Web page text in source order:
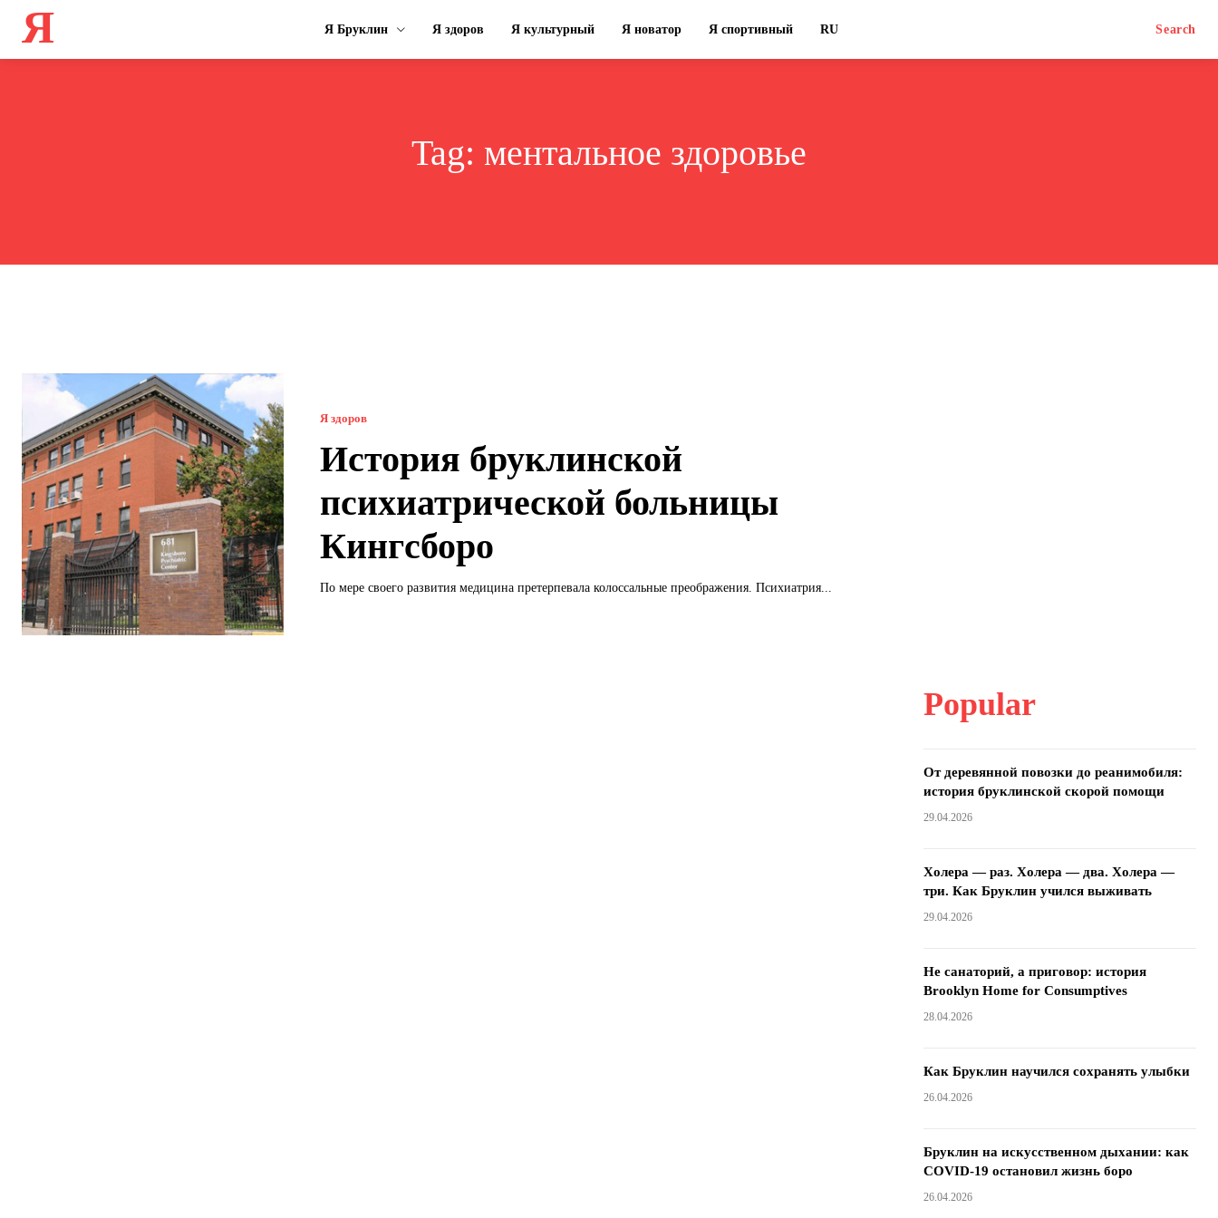
Я Я Бруклин Я здоров Я культурный Я новатор Я спортивный RU Search
Tag: ментальное здоровье
Я здоров
История бруклинской
психиатрической больницы
Кингсборо
По мере своего развития медицина претерпевала колоссальные преображения. Психиатрия...
Popular
От деревянной повозки до реанимобиля:
история бруклинской скорой помощи
29.04.2026
Холера — раз. Холера — два. Холера —
три. Как Бруклин учился выживать
29.04.2026
Не санаторий, а приговор: история
Brooklyn Home for Consumptives
28.04.2026
Как Бруклин научился сохранять улыбки
26.04.2026
Бруклин на искусственном дыхании: как
COVID-19 остановил жизнь боро
26.04.2026